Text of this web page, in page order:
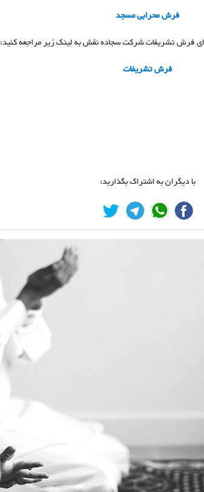
فرش محرابیمسجد
فرش تشریفات شرکت سجاده نقش به لینک زیر مراجعه کنید:
فرش تشریفات
با دیگران به اشتراک بگذارید: